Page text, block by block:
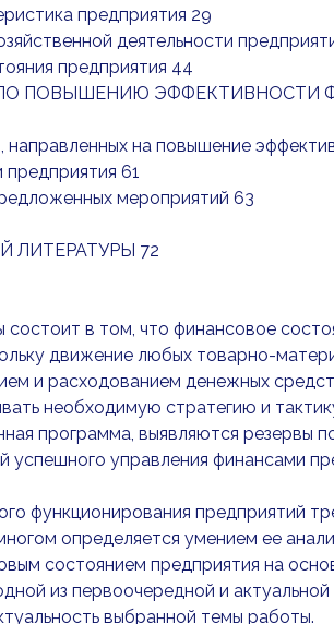
предприятия 29
деятельности
предприятия 44
ПОВЫШЕНИЮ ЭФФЕКТИВНОСТИ
направленных на повышение
предприятия 61
мероприятий 63
ЛИТЕРАТУРЫ 72
состоит в том, что финансовое
движение любых товарно-
и расходованием денежных
необходимую стратегию и
программа, выявляются резервы
управления финансами
функционирования предприятий
определяется умением ее
состоянием предприятия на
из первоочередной и
выбранной темы работы.